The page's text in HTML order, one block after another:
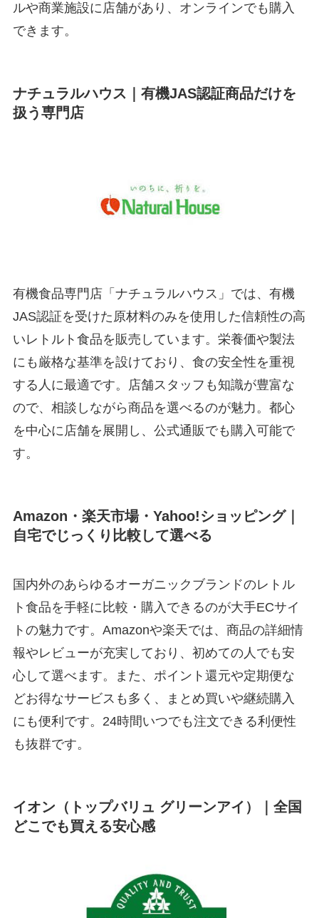
ルや商業施設に店舗があり、オンラインでも購入
できます。
ナチュラルハウス｜有機JAS認証商品だけを
扱う専門店
有機食品専門店「ナチュラルハウス」では、有機
JAS認証を受けた原材料のみを使用した信頼性の高
いレトルト食品を販売しています。栄養価や製法
にも厳格な基準を設けており、食の安全性を重視
する人に最適です。店舗スタッフも知識が豊富な
ので、相談しながら商品を選べるのが魅力。都心
を中心に店舗を展開し、公式通販でも購入可能で
す。
Amazon・楽天市場・Yahoo!ショッピング｜
自宅でじっくり比較して選べる
国内外のあらゆるオーガニックブランドのレトル
ト食品を手軽に比較・購入できるのが大手ECサイ
トの魅力です。Amazonや楽天では、商品の詳細情
報やレビューが充実しており、初めての人でも安
心して選べます。また、ポイント還元や定期便な
どお得なサービスも多く、まとめ買いや継続購入
にも便利です。24時間いつでも注文できる利便性
も抜群です。
イオン（トップバリュ グリーンアイ）｜全国
どこでも買える安心感